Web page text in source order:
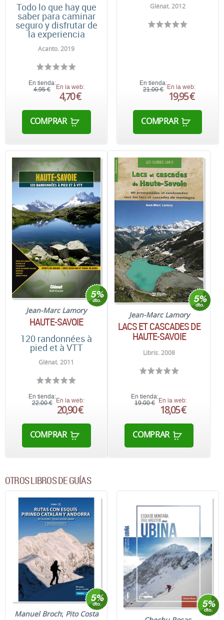
Todo lo que hay que
saber para caminar
seguro y disfrutar de
la experiencia
Acanto. 2019
En tienda:
4,95 €
En la web:
4,70 €
COMPRAR
Glénat. 2012
En tienda:
21,00 € En la web:
19,95 €
COMPRAR
Jean-Marc Lamory
HAUTE-SAVOIE
120 randonnées à
pied et à VTT
Glénat. 2011
En tienda:
22,00 € En la web:
20,90 €
COMPRAR
Jean-Marc Lamory
LACS ET CASCADES DE
HAUTE-SAVOIE
Libris. 2008
En tienda:
19,00 €
En la web:
18,05 €
COMPRAR
OTROS LIBROS DE GUÍAS
Manuel Broch; Pito Costa